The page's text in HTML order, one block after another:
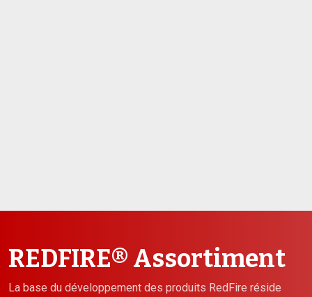
REDFIRE® Assortiment
La base du développement des produits RedFire réside